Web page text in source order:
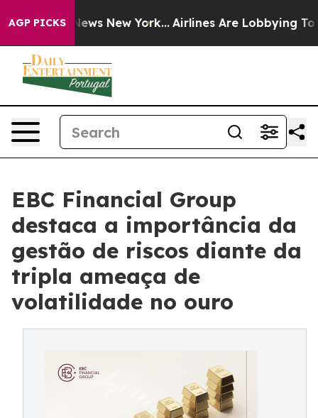
AGP PICKS
News New York... Airlines Are Lobbying To
EBC Financial Group
destaca a importância da
gestão de riscos diante da
tripla ameaça de
volatilidade no ouro